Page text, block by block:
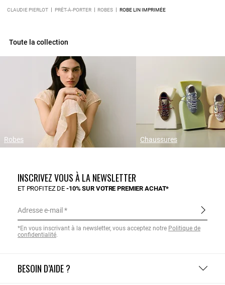
CLAUDIE PIERLOT PRÊT-À-PORTER ROBES ROBE LIN IMPRIMÉE
Toute la collection
Robes Chaussures
BESOIN D’AIDE ?
INSCRIVEZ VOUS À LA NEWSLETTER
ET PROFITEZ DE-10% SUR VOTRE PREMIER ACHAT*
Adresse e-mail
*En vous inscrivant à la newsletter, vous acceptez notre Politique de
confidentialité.